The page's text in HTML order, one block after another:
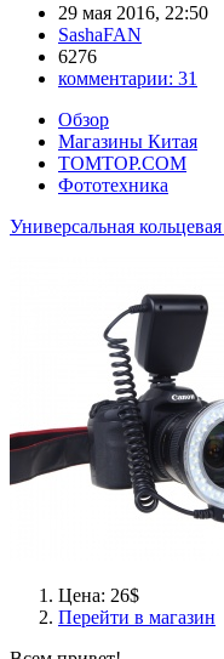
29 мая 2016, 22:50
SashaFAN
6276
комментарии: 31
Обзор
Магазины Китая
TOMTOP.COM
Фототехника
Универсальная
Цена: 26$
Перейти в магазин